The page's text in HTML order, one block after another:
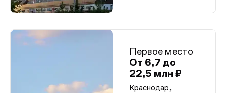
Первое место
От 6,7 до
22,5 млн ₽
Краснодар,